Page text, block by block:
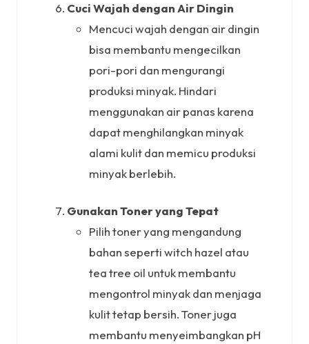
Cuci Wajah dengan Air Dingin
Mencuci wajah dengan air dingin
bisa membantu mengecilkan
pori-pori dan mengurangi
produksi minyak. Hindari
menggunakan air panas karena
dapat menghilangkan minyak
alami kulit dan memicu produksi
minyak berlebih.
Gunakan Toner yang Tepat
Pilih toner yang mengandung
bahan seperti witch hazel atau
tea tree oil untuk membantu
mengontrol minyak dan menjaga
kulit tetap bersih. Toner juga
membantu menyeimbangkan pH